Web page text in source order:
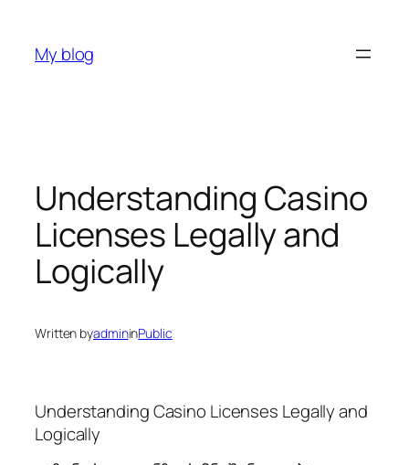
content
My blog
Understanding Casino
Licenses Legally and
Logically
Written byadmininPublic
Understanding Casino Licenses Legally and
Logically